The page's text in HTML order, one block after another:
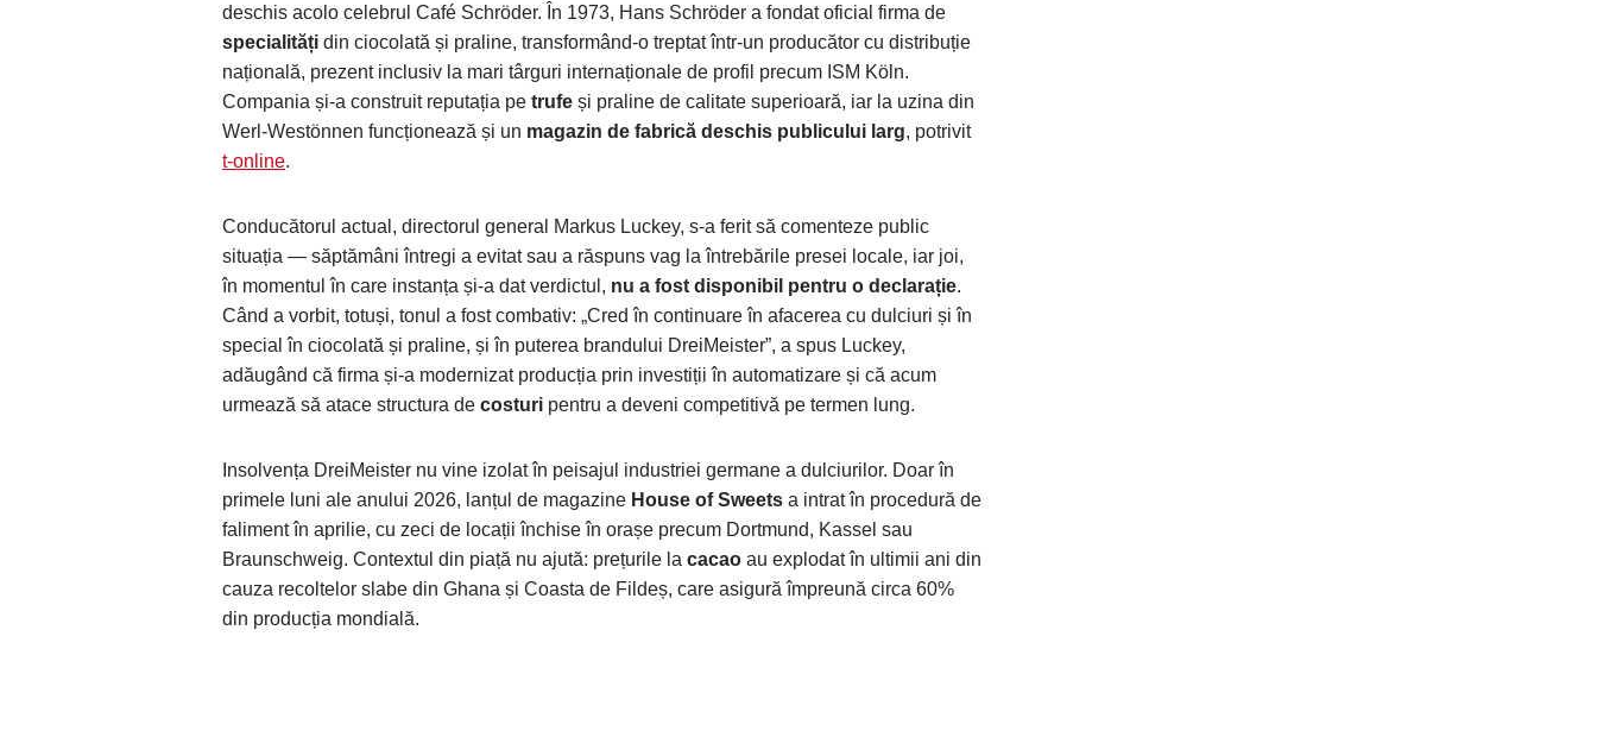
deschis acolo celebrul Café Schröder. În 1973, Hans Schröder a fondat oficial firma de
specialități din ciocolată și praline, transformând-o treptat într-un producător cu distribuție
națională, prezent inclusiv la mari târguri internaționale de profil precum ISM Köln.
Compania și-a construit reputația pe trufe și praline de calitate superioară, iar la uzina din
Werl-Westönnen funcționează și un magazin de fabrică deschis publicului larg, potrivit
t-online.
Conducătorul actual, directorul general Markus Luckey, s-a ferit să comenteze public
situația — săptămâni întregi a evitat sau a răspuns vag la întrebările presei locale, iar joi,
în momentul în care instanța și-a dat verdictul, nu a fost disponibil pentru o declarație.
Când a vorbit, totuși, tonul a fost combativ: „Cred în continuare în afacerea cu dulciuri și în
special în ciocolată și praline, și în puterea brandului DreiMeister”, a spus Luckey,
adăugând că firma și-a modernizat producția prin investiții în automatizare și că acum
urmează să atace structura de costuri pentru a deveni competitivă pe termen lung.
Insolvența DreiMeister nu vine izolat în peisajul industriei germane a dulciurilor. Doar în
primele luni ale anului 2026, lanțul de magazine House of Sweets a intrat în procedură de
faliment în aprilie, cu zeci de locații închise în orașe precum Dortmund, Kassel sau
Braunschweig. Contextul din piață nu ajută: prețurile la cacao au explodat în ultimii ani din
cauza recoltelor slabe din Ghana și Coasta de Fildeș, care asigură împreună circa 60%
din producția mondială.